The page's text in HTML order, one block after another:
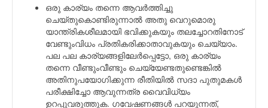
ഒരു കാര്യം തന്നെ ആവര്‍ത്തിച്ചു
ചെയ്തുകൊണ്ടിരുന്നാല്‍ അതു വെറുമൊരു
യാന്ത്രികശീലമായി ഭവിക്കുകയും തലച്ചോറതിനോട്
വേണ്ടുംവിധം പ്രതികരിക്കാതാവുകയും ചെയ്യാം.
പല പല കാര്യങ്ങളിലേര്‍പ്പെട്ടോ, ഒരു കാര്യം
തന്നെ വീണ്ടുംവീണ്ടും ചെയ്യേണ്ടതുണ്ടെങ്കില്‍
അതിനുപയോഗിക്കുന്ന രീതിയില്‍ സദാ പുതുമകള്‍
പരീക്ഷിച്ചോ ആവുന്നത്ര വൈവിധ്യം
ഉറപ്പുവരുത്തുക. ഗവേഷണങ്ങള്‍ പറയുന്നത്,